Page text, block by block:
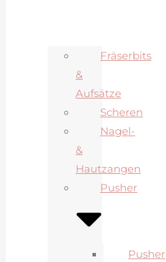
Fräserbits
&
Aufsätze
Scheren
Nagel-
&
Hautzangen
Pusher
Pusher